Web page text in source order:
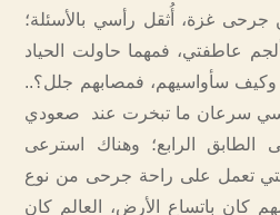
جرحى غزة، أُثقل رأسي بالأسئلة؛
عاطفتي، فمهما حاولت الحياد
وكيف سأواسيهم، فمصابهم جلل؟..
سرعان ما تبخرت عند صعودي
الطابق الرابع؛ وهناك استرعى
التي تعمل على راحة جرحى من نوع
كان باتساع الأرض، العالم كان